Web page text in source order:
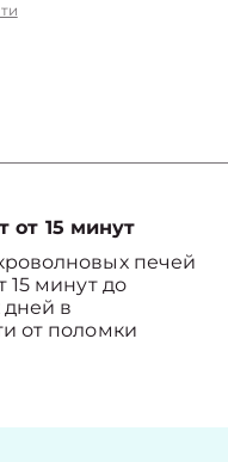
от 15 минут
печей
15 минут до
дней в
от поломки